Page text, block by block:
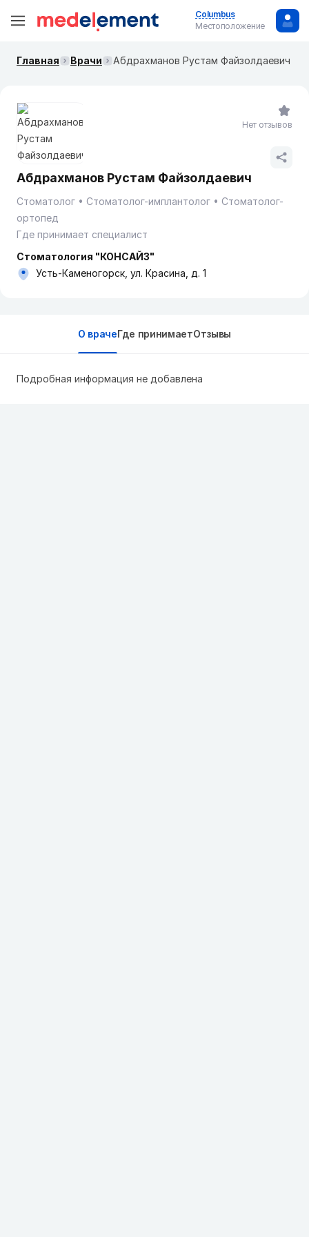
Columbus
Местоположение
Главная Врачи Абдрахманов Рустам Файзолдаевич
Абдрахманов Рустам Файзолдаевич
Стоматолог Стоматолог-имплантолог
Стоматолог-
ортопед
Где принимает специалист
Стоматология "КОНСАЙЗ"
Усть-Каменогорск, ул. Красина, д. 1
Нет отзывов
О врачеГде принимаетОтзывы
Подробная информация не добавлена